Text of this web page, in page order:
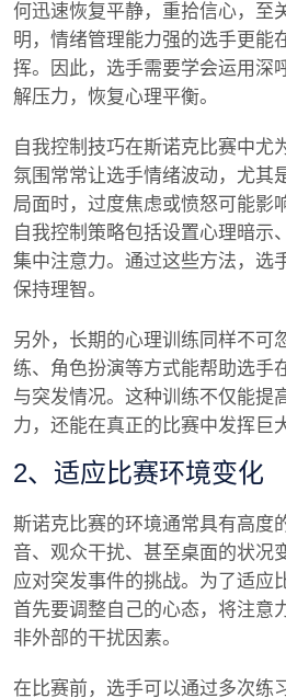
何迅速恢复平静，重拾信心，至
明，情绪管理能力强的选手更能
挥。因此，选手需要学会运用深
解压力，恢复心理平衡。
自我控制技巧在斯诺克比赛中尤
氛围常常让选手情绪波动，尤其
局面时，过度焦虑或愤怒可能影
自我控制策略包括设置心理暗示
集中注意力。通过这些方法，选
保持理智。
另外，长期的心理训练同样不可
练、角色扮演等方式能帮助选手
与突发情况。这种训练不仅能提
力，还能在真正的比赛中发挥巨
2、适应比赛环境变化
斯诺克比赛的环境通常具有高度
音、观众干扰、甚至桌面的状况
应对突发事件的挑战。为了适应
首先要调整自己的心态，将注意
非外部的干扰因素。
在比赛前，选手可以通过多次练